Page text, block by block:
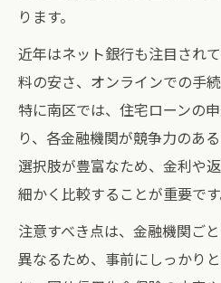
ります。
近年はネット銀行も注目され
料の安さ、オンラインでの手
特に南区では、住宅ローンの
り、各金融機関が競争力のあ
選択肢が豊富なため、金利や
細かく比較することが重要です
注意すべき点は、金融機関ご
異なるため、事前にしっかり